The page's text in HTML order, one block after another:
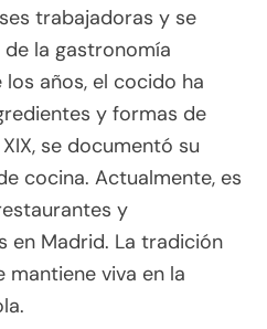
trabajadoras y se
la gastronomía
años, el cocido ha
y formas de
se documentó su
cocina. Actualmente, es
y
en Madrid. La tradición
viva en la